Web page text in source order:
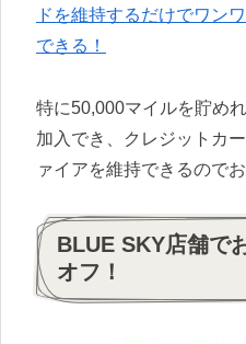
ドを維持するだけでワン
できる！
特に50,000マイルを貯め
加入でき、クレジットカ
ァイアを維持できるので
BLUE SKY店舗で
オフ！